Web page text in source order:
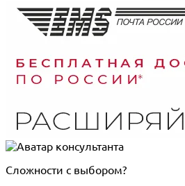
Сложности с выбором?